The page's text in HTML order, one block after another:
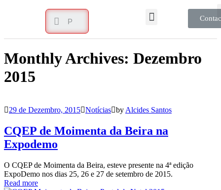
Monthly Archives: Dezembro
2015
29 de Dezembro, 2015 Notícias by Alcides Santos
CQEP de Moimenta da Beira na
Expodemo
O CQEP de Moimenta da Beira, esteve presente na 4ª edição
ExpoDemo nos dias 25, 26 e 27 de setembro de 2015.
Read more